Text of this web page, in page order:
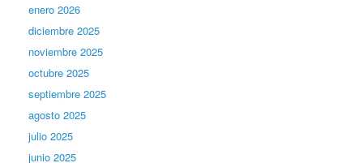
enero 2026
diciembre 2025
noviembre 2025
octubre 2025
septiembre 2025
agosto 2025
julio 2025
junio 2025